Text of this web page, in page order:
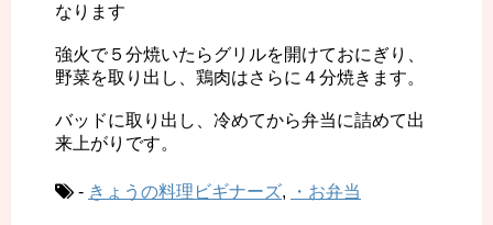
なります
強火で５分焼いたらグリルを開けておにぎり、
野菜を取り出し、鶏肉はさらに４分焼きます。
バッドに取り出し、冷めてから弁当に詰めて出
来上がりです。
- きょうの料理ビギナーズ, ・お弁当